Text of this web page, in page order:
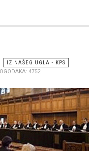
IZ NAŠEG UGLA - KPS
4752